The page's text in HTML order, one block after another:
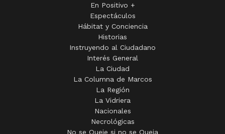
En Positivo +
Espectáculos
Hábitat y Conciencia
Historias
Instruyendo al Ciudadano
Interés General
La Ciudad
La Columna de Marcos
La Región
La Vidriera
Nacionales
Necrológicas
No se Queje si no se Queja